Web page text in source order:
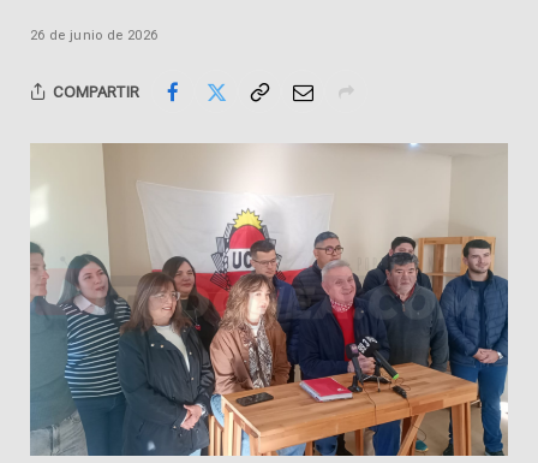
26 de junio de 2026
COMPARTIR